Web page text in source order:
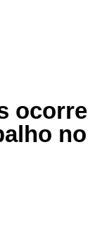
ocorre
no